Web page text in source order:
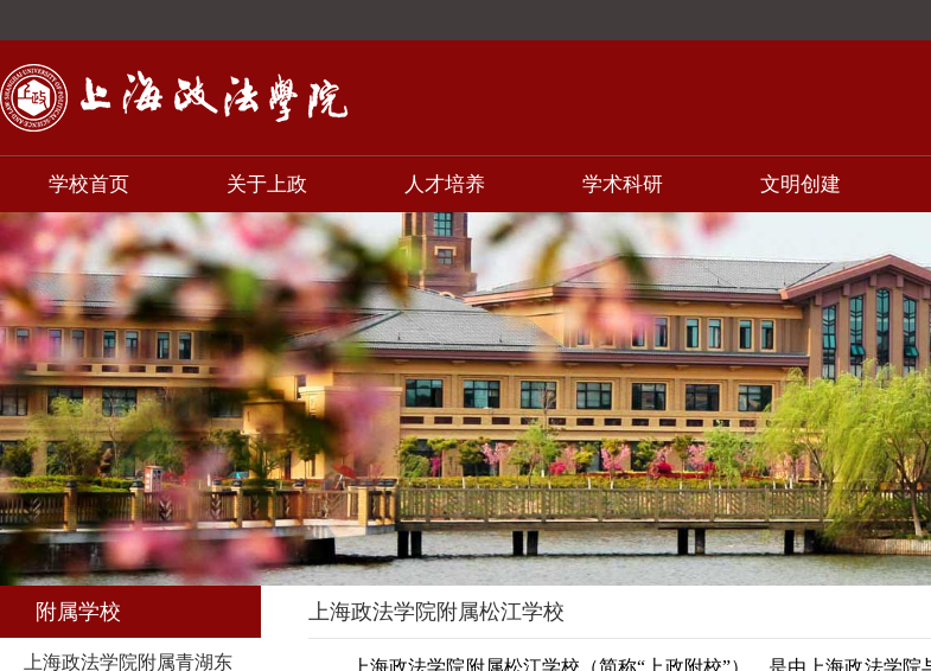
学校首页 关于上政 人才培养 学术科研 文明创建
附属学校
上海政法学院附属青湖东
上海政法学院附属松江学校
上海政法学院附属松江学校（简称“上政附校”），是由上海政法学